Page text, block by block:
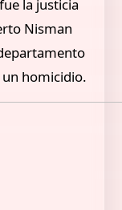
la justicia
Nisman
homicidio.